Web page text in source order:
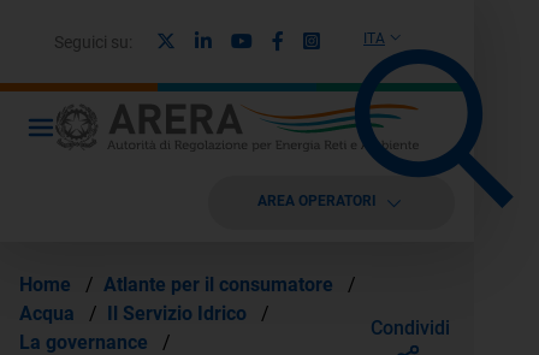
ITA
Seguici su: LinkedinYoutubeFacebook
Instagram
AREA OPERATORI
Home / Atlante per il consumatore
/
Acqua
/ Il Servizio Idrico
/
La governance
/
Condividi